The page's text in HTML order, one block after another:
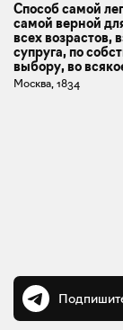
Способ самой
самой верной
всех возрастов,
супруга, по
выбору, во
Москва, 1834